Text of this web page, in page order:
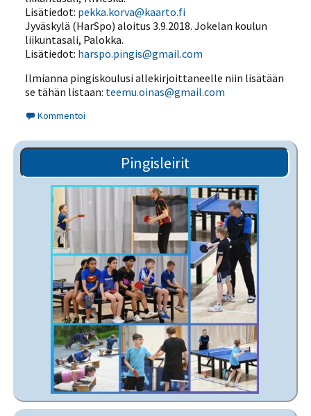
Lisätiedot: pekka.korva@kaarto.fi
Jyväskylä (HarSpo) aloitus 3.9.2018. Jokelan koulun
liikuntasali, Palokka.
Lisätiedot: harspo.pingis@gmail.com
Ilmianna pingiskoulusi allekirjoittaneelle niin lisätään
se tähän listaan: teemu.oinas@gmail.com
Kommentoi
Pingisleirit